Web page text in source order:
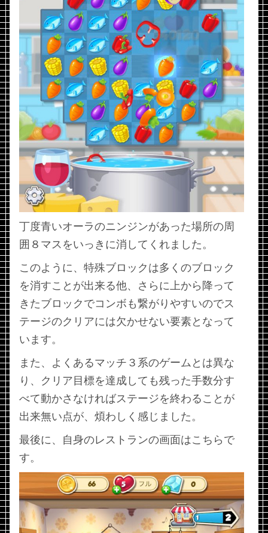
丁度青いオーラのニンジンがあった場所の周
囲８マスをいっきに消してくれました。
このように、特殊ブロックは多くのブロック
を消すことが出来る他、さらに上から降って
きたブロックでコンボも繋がりやすいのでス
テージのクリアには欠かせない要素となって
います。
また、よくあるマッチ３系のゲームとは異な
り、クリア目標を達成しても残った手数分す
べて動かさなければステージを終わることが
出来無い点が、煩わしく感じました。
最後に、自身のレストランの画面はこちらで
す。